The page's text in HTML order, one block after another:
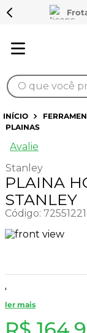
O que você
PLAINAS
Avalie
Stanley
PLAINA
STANLEY
Código:
'
ler mais
TERMOS MAIS
1º
sarrafo
2º
3 º
4º
mdf 15mm
5º
napa
6º
puxador
9º
10
carpete